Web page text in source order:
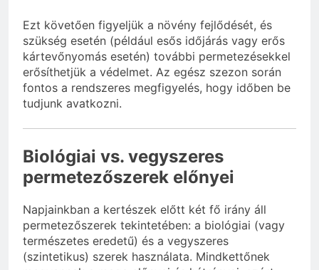
Ezt követően figyeljük a növény fejlődését, és
szükség esetén (például esős időjárás vagy erős
kártevőnyomás esetén) további permetezésekkel
erősíthetjük a védelmet. Az egész szezon során
fontos a rendszeres megfigyelés, hogy időben be
tudjunk avatkozni.
Biológiai vs. vegyszeres
permetezőszerek előnyei
Napjainkban a kertészek előtt két fő irány áll
permetezőszerek tekintetében: a biológiai (vagy
természetes eredetű) és a vegyszeres
(szintetikus) szerek használata. Mindkettőnek